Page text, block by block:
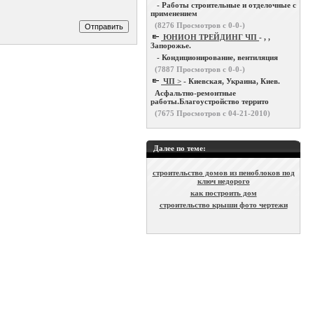
- Работы строительные и отделочные с
применением
(8276 Просмотров с 0-0-)
ЮНИОН ТРЕЙДИНГ ЧП - , ,
Запорожье.
- Кондиционирование, вентиляция
(7887 Просмотров с 0-0-)
ЧП > - Киевская, Украина, Киев.
Асфальтно-ремонтные
работы.Благоустройство террито
(7675 Просмотров с 04-21-2010)
Далее по теме:
строительство домов из пеноблоков под
ключ недорого
как построить дом
строительство крыши фото чертежи